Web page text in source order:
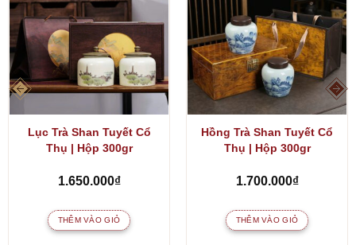
Lục Trà Shan Tuyết Cổ
Thụ | Hộp 300gr
1.650.000₫
THÊM VÀO GIỎ
Hồng Trà Shan Tuyết Cổ
Thụ | Hộp 300gr
1.700.000₫
THÊM VÀO GIỎ